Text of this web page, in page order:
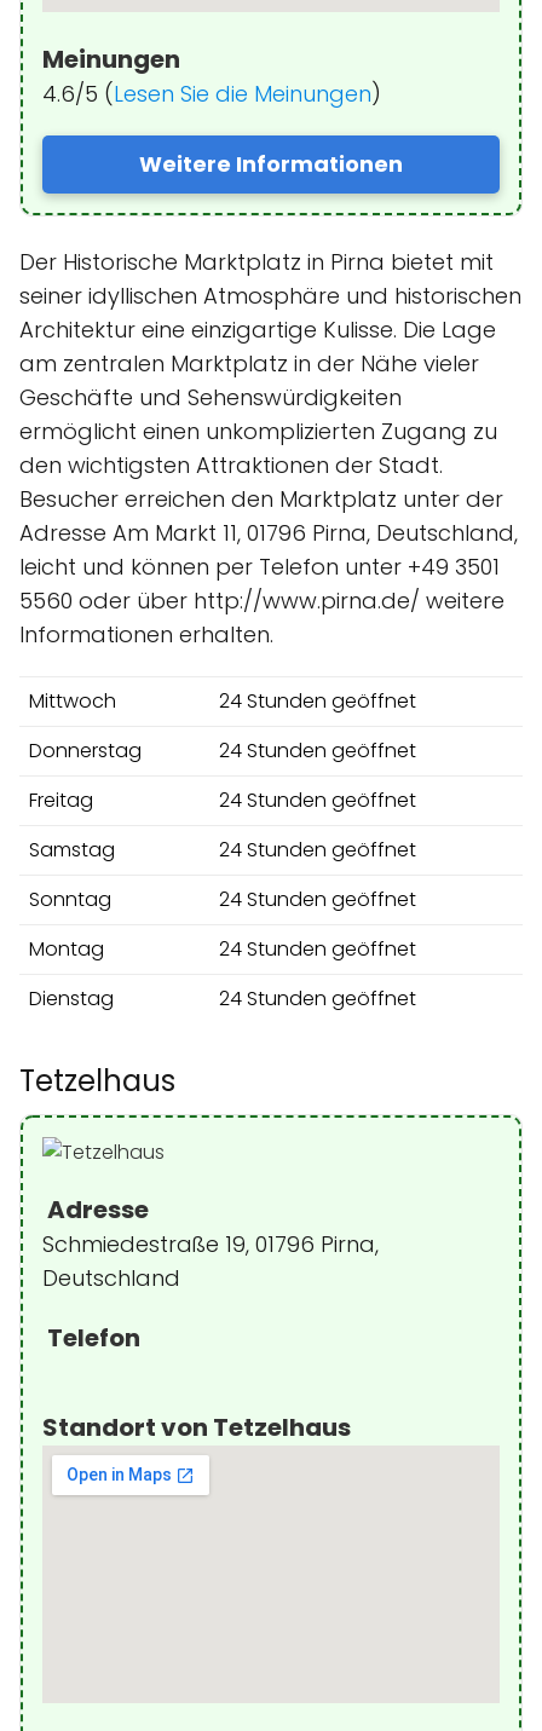
Meinungen
4.6/5 (Lesen Sie die Meinungen)
Weitere Informationen
Der Historische Marktplatz in Pirna bietet mit
seiner idyllischen Atmosphäre und historischen
Architektur eine einzigartige Kulisse. Die Lage
am zentralen Marktplatz in der Nähe vieler
Geschäfte und Sehenswürdigkeiten
ermöglicht einen unkomplizierten Zugang zu
den wichtigsten Attraktionen der Stadt.
Besucher erreichen den Marktplatz unter der
Adresse Am Markt 11, 01796 Pirna, Deutschland,
leicht und können per Telefon unter +49 3501
5560 oder über http://www.pirna.de/ weitere
Informationen erhalten.
Mittwoch
24 Stunden geöffnet
Donnerstag
24 Stunden geöffnet
Freitag
24 Stunden geöffnet
Samstag
24 Stunden geöffnet
Sonntag
24 Stunden geöffnet
Montag
24 Stunden geöffnet
Dienstag
24 Stunden geöffnet
Tetzelhaus
Adresse
Schmiedestraße 19, 01796 Pirna,
Deutschland
Telefon
Standort von Tetzelhaus